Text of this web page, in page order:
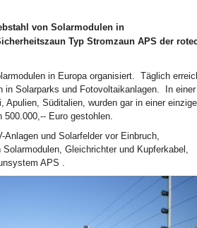
von Solarmodulen in
Typ Stromzaun APS der
in Europa organisiert. Täglich
in Solarparks und Fotovoltaikanlagen. In einer
Apulien, Süditalien, wurden gar in einer
Euro gestohlen.
und Solarfelder vor Einbruch,
Gleichrichter und Kupferkabel,
APS .